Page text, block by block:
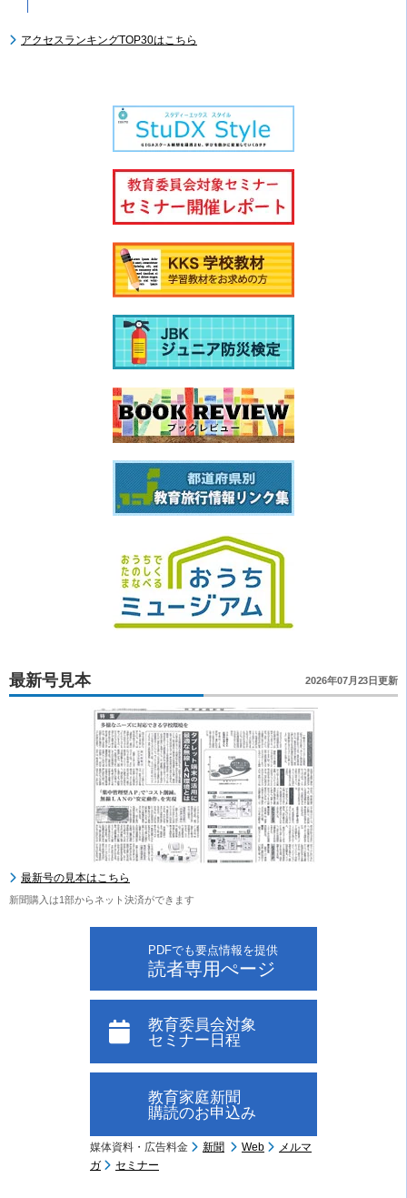
アクセスランキングTOP30はこちら
最新号見本 2026年07月23日更新
最新号の見本はこちら
新聞購入は1部からネット決済ができます
PDFでも要点情報を提供
読者専用ぺージ
教育委員会対象
セミナー日程
教育家庭新聞
購読のお申込み
媒体資料・広告料金 新聞 Web
メルマ
ガ
セミナー